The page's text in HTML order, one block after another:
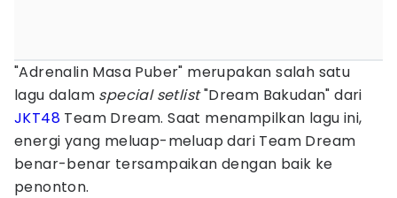
"Adrenalin Masa Puber" merupakan salah satu
lagu dalam special setlist"Dream Bakudan" dari
JKT48 Team Dream. Saat menampilkan lagu ini,
energi yang meluap-meluap dari Team Dream
benar-benar tersampaikan dengan baik ke
penonton.